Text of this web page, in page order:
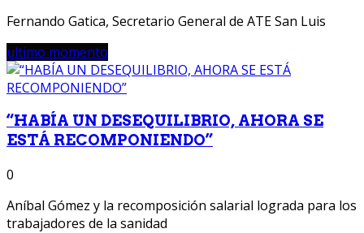
Fernando Gatica, Secretario General de ATE San Luis
ultimo momento
“HABÍA UN DESEQUILIBRIO, AHORA SE
ESTÁ RECOMPONIENDO”
0
Aníbal Gómez y la recomposición salarial lograda para los
trabajadores de la sanidad